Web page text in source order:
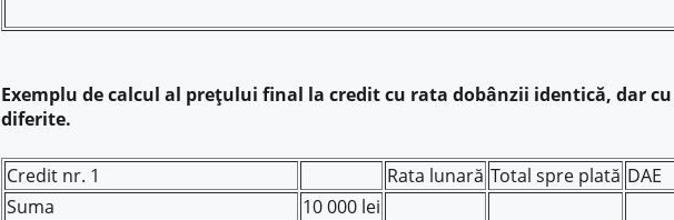
Exemplu de calcul al prețului final la credit cu rata dobânzii identică, dar
diferite.
Credit nr. 1 Rata lunară Total spre plată DAE
Suma
10 000 lei